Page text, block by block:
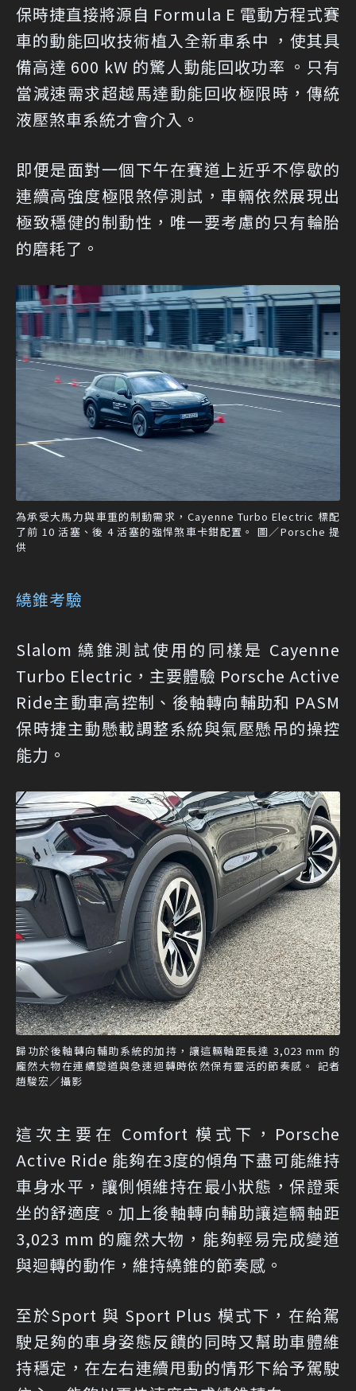
保時捷直接將源自 Formula E 電動方程式賽
車的動能回收技術植入全新車系中 ，使其具
備高達 600 kW 的驚人動能回收功率 。只有
當減速需求超越馬達動能回收極限時，傳統
液壓煞車系統才會介入。
即便是面對一個下午在賽道上近乎不停歇的
連續高強度極限煞停測試，車輛依然展現出
極致穩健的制動性，唯一要考慮的只有輪胎
的磨耗了。
為承受大馬力與車重的制動需求，Cayenne Turbo Electric 標配
了前 10 活塞、後 4 活塞的強悍煞車卡鉗配置。 圖／Porsche 提
供
繞錐考驗
Slalom 繞錐測試使用的同樣是 Cayenne
Turbo Electric，主要體驗 Porsche Active
Ride主動車高控制、後軸轉向輔助和 PASM
保時捷主動懸載調整系統與氣壓懸吊的操控
能力。
歸功於後軸轉向輔助系統的加持，讓這輛軸距長達 3,023 mm 的
龐然大物在連續變道與急速迴轉時依然保有靈活的節奏感。 記者
趙駿宏／攝影
這次主要在 Comfort 模式下，Porsche
Active Ride 能夠在3度的傾角下盡可能維持
車身水平，讓側傾維持在最小狀態，保證乘
坐的舒適度。加上後軸轉向輔助讓這輛軸距
3,023 mm 的龐然大物，能夠輕易完成變道
與迴轉的動作，維持繞錐的節奏感。
至於Sport 與 Sport Plus 模式下，在給駕
駛足夠的車身姿態反饋的同時又幫助車體維
持穩定，在左右連續甩動的情形下給予駕駛